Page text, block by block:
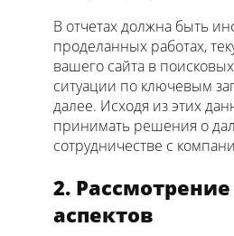
В отчетах должна быть
проделанных работах,
вашего сайта в
ситуации по ключевым
далее. Исходя из этих
принимать решения о
сотрудничестве с
2.
аспектов